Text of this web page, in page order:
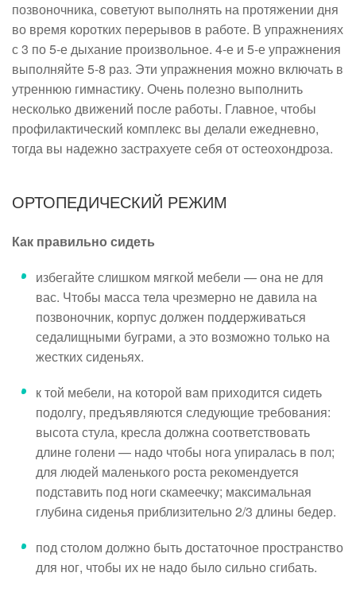
позвоночника, советуют выполнять на протяжении дня
во время коротких перерывов в работе. В упражнениях
с 3 по 5-е дыхание произвольное. 4-е и 5-е упражнения
выполняйте 5-8 раз. Эти упражнения можно включать в
утреннюю гимнастику. Очень полезно выполнить
несколько движений после работы. Главное, чтобы
профилактический комплекс вы делали ежедневно,
тогда вы надежно застрахуете себя от остеохондроза.
ОРТОПЕДИЧЕСКИЙ РЕЖИМ
Как правильно сидеть
избегайте слишком мягкой мебели — она не для
вас. Чтобы масса тела чрезмерно не давила на
позвоночник, корпус должен поддерживаться
седалищными буграми, а это возможно только на
жестких сиденьях.
к той мебели, на которой вам приходится сидеть
подолгу, предъявляются следующие требования:
высота стула, кресла должна соответствовать
длине голени — надо чтобы нога упиралась в пол;
для людей маленького роста рекомендуется
подставить под ноги скамеечку; максимальная
глубина сиденья приблизительно 2/3 длины бедер.
под столом должно быть достаточное пространство
для ног, чтобы их не надо было сильно сгибать.